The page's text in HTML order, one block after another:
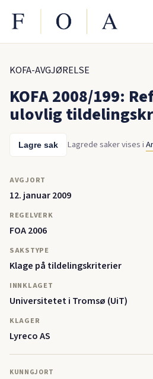
KOFA-AVGJØRELSE
KOFA 2008/199:
ulovlig
Lagre sak Lagrede saker vises i
AVGJORT
12. januar 2009
REGELVERK
FOA 2006
SAKSTYPE
Klage på tildelingskriterier
INNKLAGET
Universitetet i Tromsø (UiT)
KLAGER
Lyreco AS
KUNNGJORT